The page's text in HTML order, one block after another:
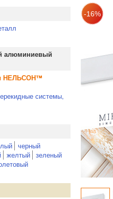
алюминиевый
НЕЛЬСОН™
системы,
черный
желтый зеленый